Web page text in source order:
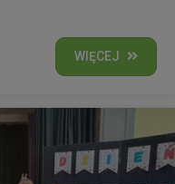
WIĘCEJ